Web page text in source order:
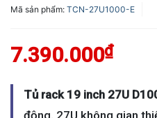
5.0trên 5
dựa trên
3Mã sản phẩm: TCN-27U1000-E
7.390.000₫
Tủ rack 19 inch 27U
động, 27U không gian